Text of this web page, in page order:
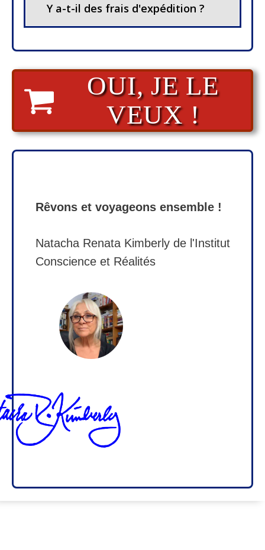
Y a-t-il des frais d'expédition ?
OUI, JE LE
VEUX !
Rêvons et voyageons ensemble !
Natacha Renata Kimberly de l'Institut
Conscience et Réalités